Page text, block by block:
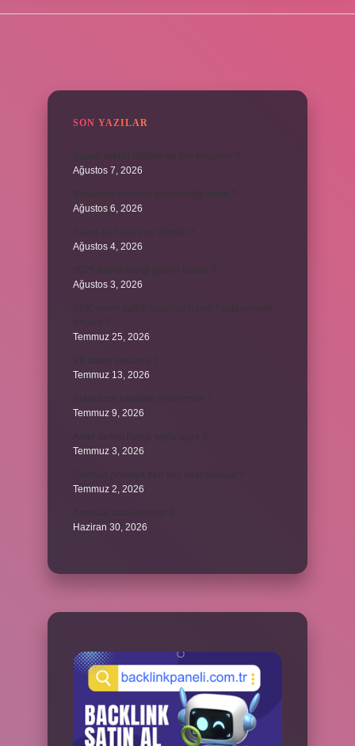
SON YAZILAR
Kapalı sekizli düğüm ne için kullanılır ?
Ağustos 7, 2026
Binalarda asansör yönetmeliği nedir ?
Ağustos 6, 2026
Ağustos 4, 2026
2025 Borsa hangi günler kapalı ?
Ağustos 3, 2026
Temmuz 25, 2026
Temmuz 13, 2026
Temmuz 9, 2026
Temmuz 3, 2026
Temmuz 2, 2026
Haziran 30, 2026